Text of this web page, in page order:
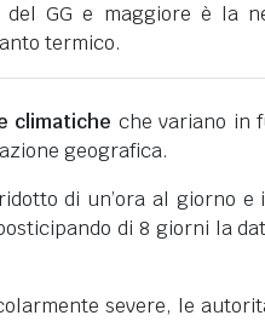
GG e maggiore è la
termico.
climatiche che variano in
geografica.
di un’ora al giorno e
di 8 giorni la
severe, le